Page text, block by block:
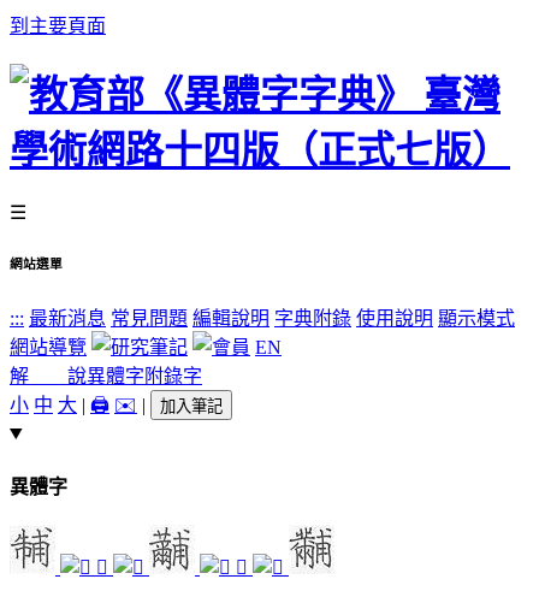
到主要頁面
☰
網站選單
::: 最新消息 常見問題 編輯說明 字典附錄 使用說明 顯示模式
網站導覽
EN
解 說異體字 附錄字
小 中 大 | 🖨️ ✉️ | 加入筆記
異體字
𦓞 𩠤